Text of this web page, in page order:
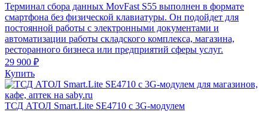
Терминал сбора данных MovFast S55 выполнен в формате
смартфона без физической клавиатуры. Он подойдет для
постоянной работы с электронными документами и
автоматизации работы складского комплекса, магазина,
ресторанного бизнеса или предприятий сферы услуг.
29 900 ₽
Купить
ТСД АТОЛ Smart.Lite SE4710 с 3G-модулем